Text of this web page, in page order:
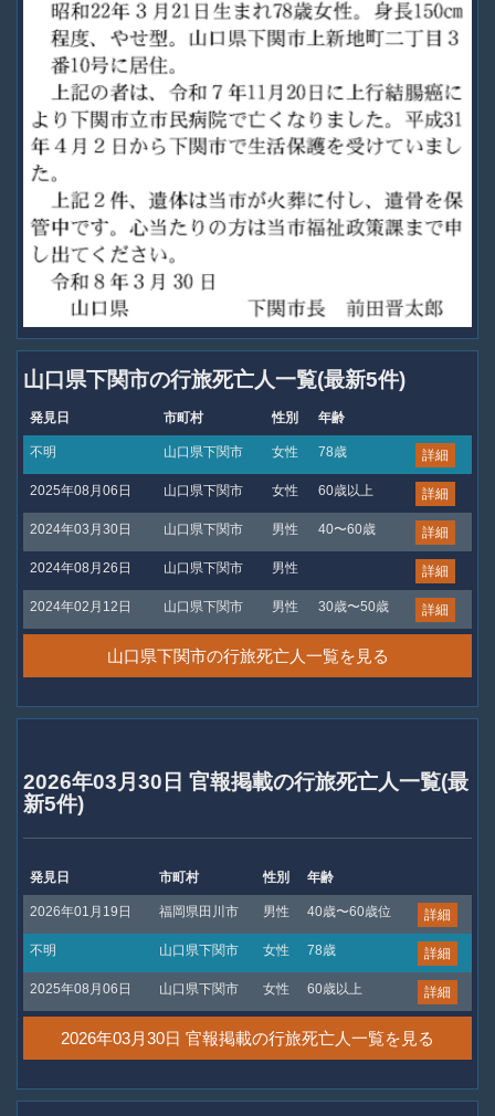
山口県下関市の行旅死亡人一覧(最新5件)
発見日 市町村 性別 年齢
不明 山口県下関市 女性 78歳 詳細
2025年08月06日 山口県下関市 女性 60歳以上 詳細
2024年03月30日 山口県下関市 男性 40〜60歳 詳細
2024年08月26日 山口県下関市 男性 詳細
2024年02月12日 山口県下関市 男性 30歳〜50歳 詳細
山口県下関市の行旅死亡人一覧を見る
2026年03月30日 官報掲載の行旅死亡人一覧(最
新5件)
発見日 市町村 性別 年齢
2026年01月19日 福岡県田川市 男性 40歳〜60歳位 詳細
不明 山口県下関市 女性 78歳 詳細
2025年08月06日 山口県下関市 女性 60歳以上 詳細
2026年03月30日 官報掲載の行旅死亡人一覧を見る